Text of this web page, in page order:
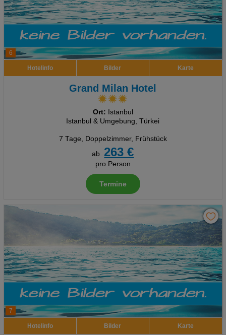
6
Hotelinfo Bilder Karte
Grand Milan Hotel
Ort: Istanbul
Istanbul & Umgebung, Türkei
7 Tage, Doppelzimmer, Frühstück
ab
263 €
pro Person
Termine
7
Hotelinfo Bilder Karte